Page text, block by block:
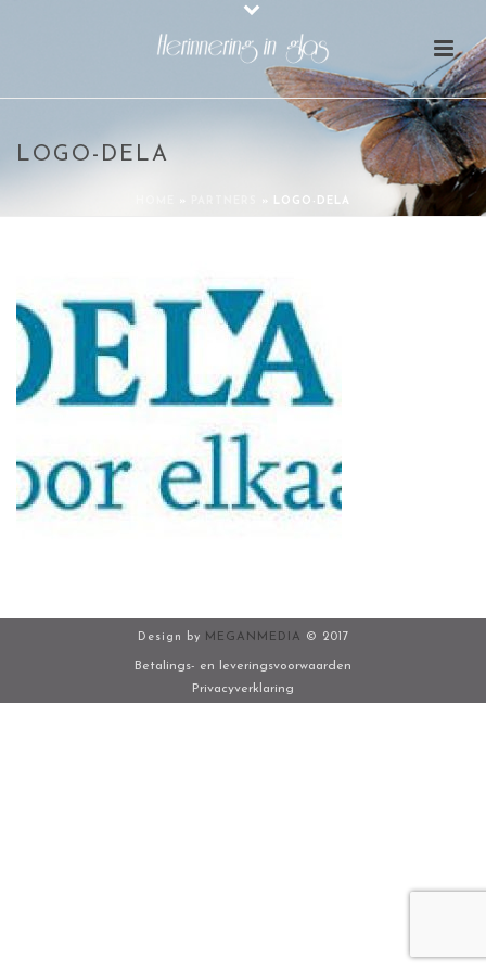
LOGO-DELA
» LOGO-DELA
Design by MEGANMEDIA © 2017
Betalings- en leveringsvoorwaarden
Privacyverklaring